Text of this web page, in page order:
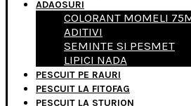
ADAOSURI
COLORANT MOMELI
ADITIVI
SEMINTE SI PESMET
LIPICI NADA
PESCUIT PE RAURI
PESCUIT LA FITOFAG
PESCUIT LA STURION